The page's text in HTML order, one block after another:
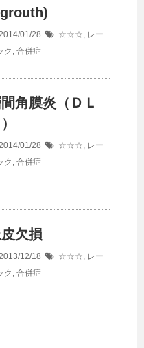
01/28 ☆☆☆, レー
ク , 合併症
角膜炎（ＤＬ
01/28 ☆☆☆, レー
ク , 合併症
欠損
12/18 ☆☆☆, レー
ク , 合併症